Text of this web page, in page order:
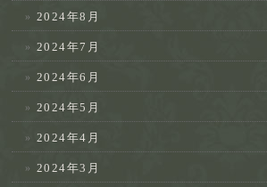
2024年8月
2024年7月
2024年6月
2024年5月
2024年4月
2024年3月